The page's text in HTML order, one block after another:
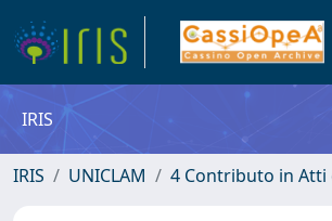
IRIS
IRIS UNICLAM 4 Contributo in Atti